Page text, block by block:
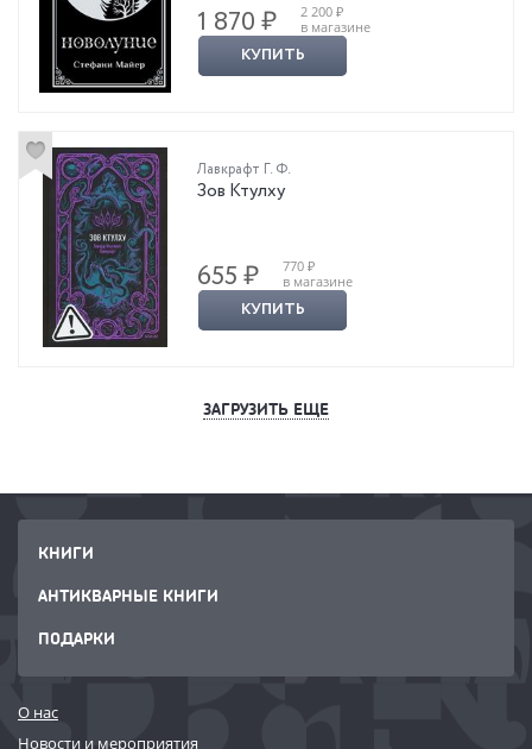
1 870 ₽
2 200 ₽
в магазине
КУПИТЬ
Лавкрафт Г. Ф.
Зов Ктулху
655 ₽
770 ₽
в магазине
КУПИТЬ
ЗАГРУЗИТЬ ЕЩЕ
КНИГИ
АНТИКВАРНЫЕ КНИГИ
ПОДАРКИ
О нас
Новости и мероприятия